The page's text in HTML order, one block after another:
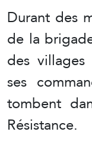
Durant des
de la
des
ses
tombent
Résistance.